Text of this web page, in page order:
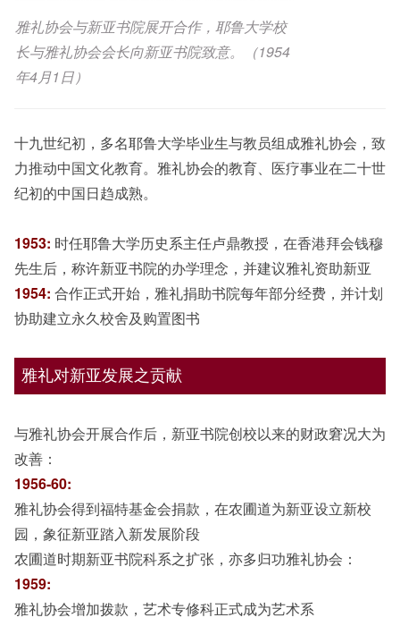
雅礼协会与新亚书院展开合作，耶鲁大学校
长与雅礼协会会长向新亚书院致意。（1954
年4月1日）
十九世纪初，多名耶鲁大学毕业生与教员组成雅礼协会，致
力推动中国文化教育。雅礼协会的教育、医疗事业在二十世
纪初的中国日趋成熟。
1953: 时任耶鲁大学历史系主任卢鼎教授，在香港拜会钱穆
先生后，称许新亚书院的办学理念，并建议雅礼资助新亚
1954: 合作正式开始，雅礼捐助书院每年部分经费，并计划
协助建立永久校舍及购置图书
雅礼对新亚发展之贡献
与雅礼协会开展合作后，新亚书院创校以来的财政窘况大为
改善：
1956-60:
雅礼协会得到福特基金会捐款，在农圃道为新亚设立新校
园，象征新亚踏入新发展阶段
农圃道时期新亚书院科系之扩张，亦多归功雅礼协会：
1959:
雅礼协会增加拨款，艺术专修科正式成为艺术系